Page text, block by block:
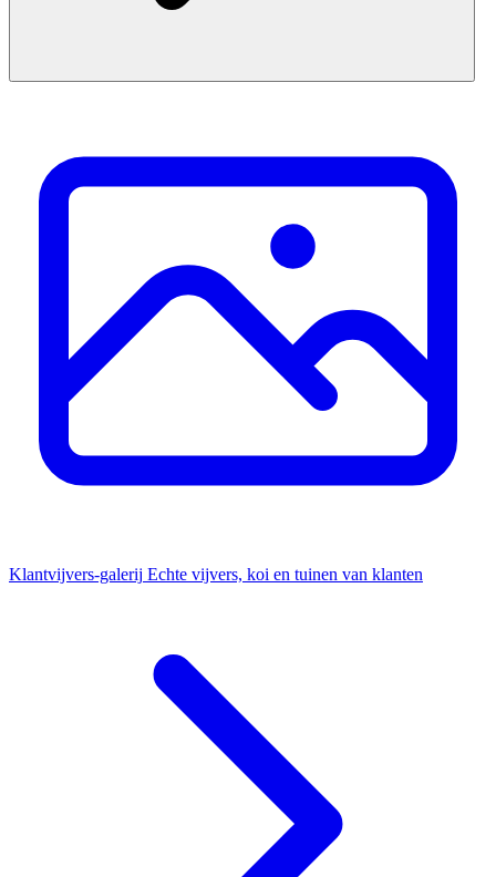
Klantvijvers-galerij Echte vijvers, koi en tuinen van klanten